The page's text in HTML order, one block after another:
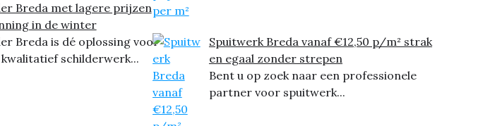
Breda met lagere prijzen
in de winter
Breda is dé oplossing voor
schilderwerk...
Spuitwerk Breda vanaf €12,50 p/m² strak
en egaal zonder strepen
Bent u op zoek naar een professionele
partner voor spuitwerk...